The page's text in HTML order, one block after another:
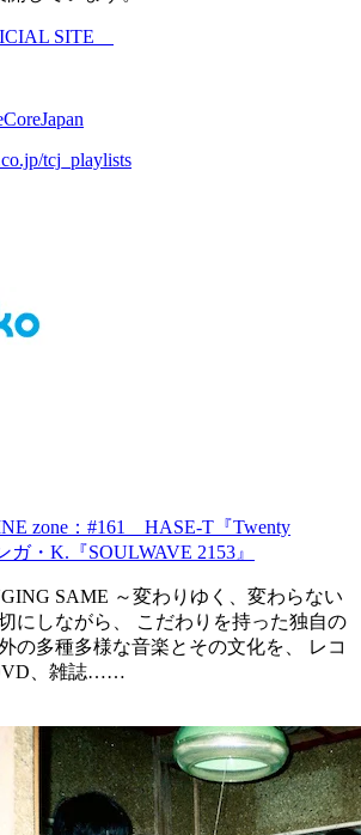
SITE
tcj_playlists
zone：#161 HASE-T『Twenty
ガ・K.『SOULWAVE 2153』
SAME ～変わりゆく、変わらない
にしながら、 こだわりを持った独自の
の多種多様な音楽とその文化を、 レコ
、雑誌……